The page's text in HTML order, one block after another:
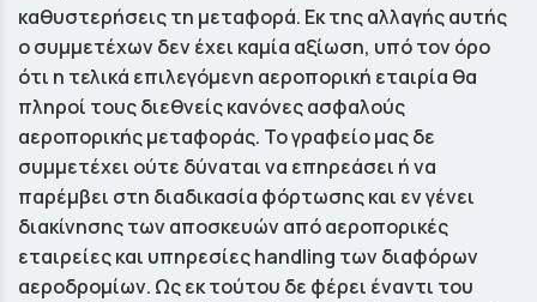
καθυστερήσεις τη μεταφορά. Εκ της αλλαγής αυτής
ο συμμετέχων δεν έχει καμία αξίωση, υπό τον όρο
ότι η τελικά επιλεγόμενη αεροπορική εταιρία θα
πληροί τους διεθνείς κανόνες ασφαλούς
αεροπορικής μεταφοράς. Το γραφείο μας δε
συμμετέχει ούτε δύναται να επηρεάσει ή να
παρέμβει στη διαδικασία φόρτωσης και εν γένει
διακίνησης των αποσκευών από αεροπορικές
εταιρείες και υπηρεσίες handling των διαφόρων
αεροδρομίων. Ως εκ τούτου δε φέρει έναντι του